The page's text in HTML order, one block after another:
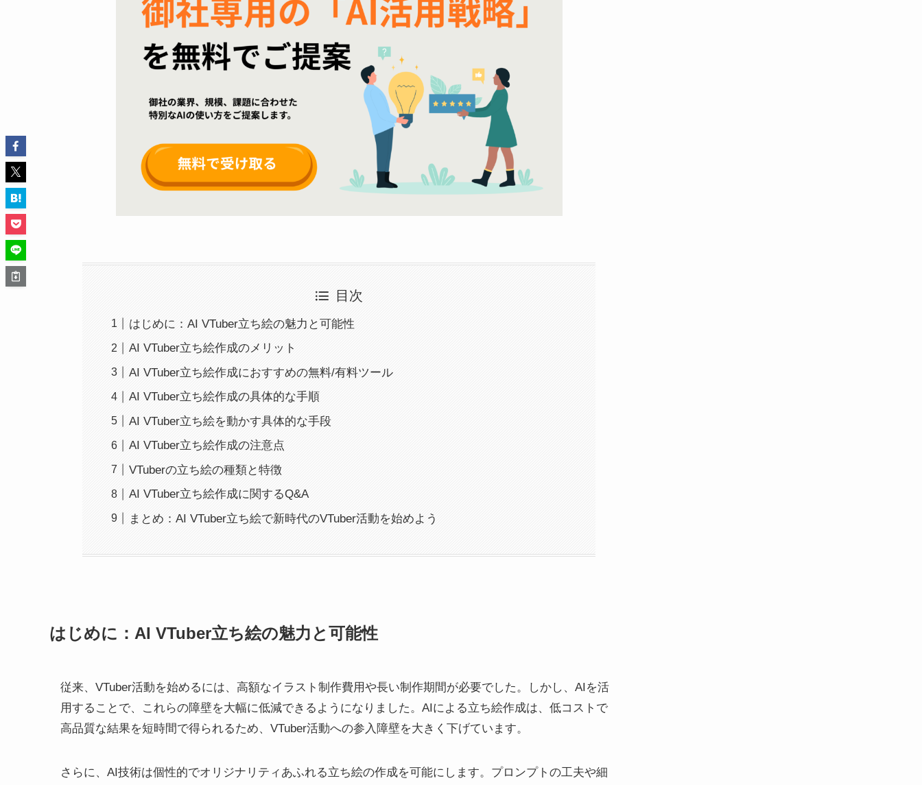
目次
はじめに：AI VTuber立ち絵の魅力と可能性
AI VTuber立ち絵作成のメリット
AI VTuber立ち絵作成におすすめの無料/有料ツール
AI VTuber立ち絵作成の具体的な手順
AI VTuber立ち絵を動かす具体的な手段
AI VTuber立ち絵作成の注意点
VTuberの立ち絵の種類と特徴
AI VTuber立ち絵作成に関するQ&A
まとめ：AI VTuber立ち絵で新時代のVTuber活動を始めよう
はじめに：AI VTuber立ち絵の魅力と可能性
従来、VTuber活動を始めるには、高額なイラスト制作費用や長い制作期間が必要でした。しかし、AIを活
用することで、これらの障壁を大幅に低減できるようになりました。AIによる立ち絵作成は、低コストで
高品質な結果を短時間で得られるため、VTuber活動への参入障壁を大きく下げています。
さらに、AI技術は個性的でオリジナリティあふれる立ち絵の作成を可能にします。プロンプトの工夫や細